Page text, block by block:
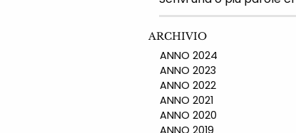
ARCHIVIO
ANNO 2024
ANNO 2023
ANNO 2022
ANNO 2021
ANNO 2020